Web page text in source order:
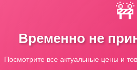
🚧
Временно не
Посмотрите все актуальные цены и